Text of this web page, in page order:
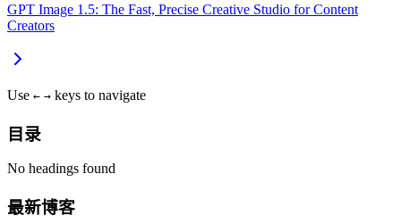
GPT Image 1.5: The Fast, Precise Creative Studio for Content
Creators
Use ← → keys to navigate
目录
No headings found
最新博客